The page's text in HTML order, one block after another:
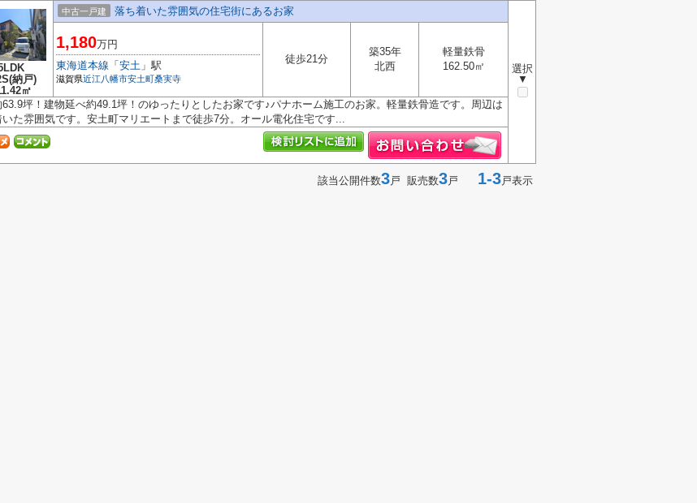
納戸)
㎡
中古一戸建 落ち着いた雰囲気の住宅街にあるお家
選択
▼
1,180万円
東海道本線 「 安土 」駅
滋賀県近江八幡市安土町桑実寺
徒歩21分
築35年
北西
軽量鉄骨
162.50㎡
坪！建物延べ約49.1坪！のゆったりとしたお家です♪パナホーム施工のお家。軽量鉄骨造です。周辺は
いた雰囲気です。安土町マリエートまで徒歩7分。オール電化住宅です...
該当公開件数3戸 販売数3戸 1-3戸表示